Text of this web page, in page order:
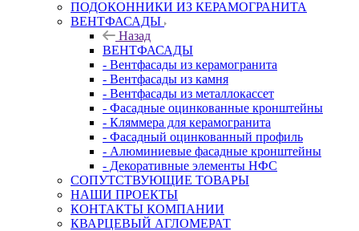
ПОДОКОННИКИ ИЗ КЕРАМОГРАНИТА
ВЕНТФАСАДЫ
Назад
ВЕНТФАСАДЫ
- Вентфасады из керамогранита
- Вентфасады из камня
- Вентфасады из металлокассет
- Фасадные оцинкованные кронштейны
- Кляммера для керамогранита
- Фасадный оцинкованный профиль
- Алюминиевые фасадные кронштейны
- Декоративные элементы НФС
СОПУТСТВУЮЩИЕ ТОВАРЫ
НАШИ ПРОЕКТЫ
КОНТАКТЫ КОМПАНИИ
КВАРЦЕВЫЙ АГЛОМЕРАТ